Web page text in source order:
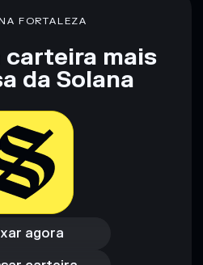
FORTALEZA
carteira mais
da Solana
agora
agora
carteira